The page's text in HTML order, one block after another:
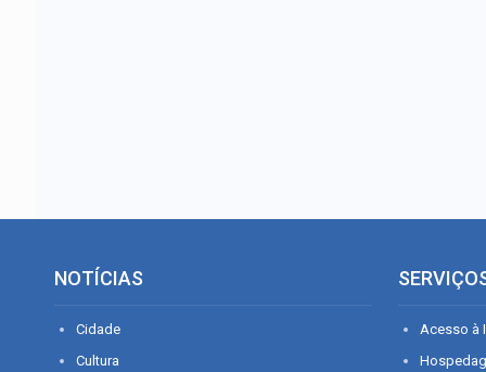
NOTÍCIAS
Cidade
Cultura
Acesso à